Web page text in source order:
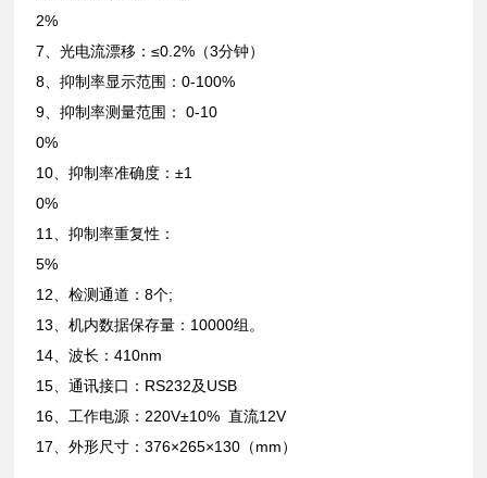
2%
7、光电流漂移：≤0.2%（3分钟）
8、抑制率显示范围：0-100%
9、抑制率测量范围： 0-10
0%
10、抑制率准确度：±1
0%
11、抑制率重复性：
5%
12、检测通道：8个;
13、机内数据保存量：10000组。
14、波长：410nm
15、通讯接口：RS232及USB
16、工作电源：220V±10% 直流12V
17、外形尺寸：376×265×130（mm）